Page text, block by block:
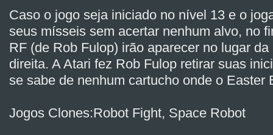
Caso o jogo seja iniciado no nível 13 e o
seus mísseis sem acertar nenhum alvo, no
RF (de Rob Fulop) irão aparecer no lugar
direita. A Atari fez Rob Fulop retirar suas
se sabe de nenhum cartucho onde o Easter
Jogos Clones:Robot Fight, Space Robot